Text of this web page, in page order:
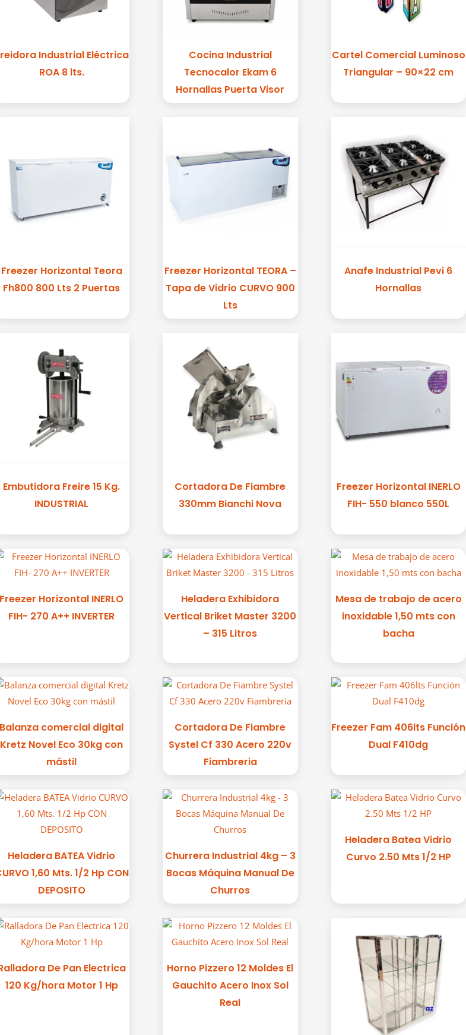
Industrial Eléctrica
ROA 8 lts.
Cocina Industrial
Tecnocalor Ekam 6
Hornallas Puerta Visor
Cartel Comercial Luminoso
Triangular – 90×22 cm
Freezer Horizontal Teora
Fh800 800 Lts 2 Puertas
Freezer Horizontal TEORA –
Tapa de Vidrio CURVO 900
Lts
Anafe Industrial Pevi 6
Hornallas
Embutidora Freire 15 Kg.
INDUSTRIAL
Cortadora De Fiambre
330mm Bianchi Nova
Freezer Horizontal INERLO
FIH- 550 blanco 550L
Freezer Horizontal INERLO
FIH- 270 A++ INVERTER
Heladera Exhibidora
Vertical Briket Master 3200
– 315 Litros
Mesa de trabajo de acero
inoxidable 1,50 mts con
bacha
Balanza comercial digital
Kretz Novel Eco 30kg con
mástil
Cortadora De Fiambre
Systel Cf 330 Acero 220v
Fiambreria
Freezer Fam 406lts Función
Dual F410dg
Heladera BATEA Vidrio
1,60 Mts. 1/2 Hp CON
DEPOSITO
Churrera Industrial 4kg – 3
Bocas Máquina Manual De
Churros
Heladera Batea Vidrio
Curvo 2.50 Mts 1/2 HP
De Pan Electrica
120 Kg/hora Motor 1 Hp
Horno Pizzero 12 Moldes El
Gauchito Acero Inox Sol
Real